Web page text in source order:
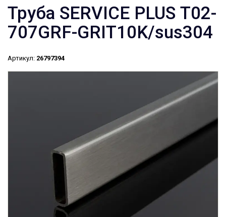
Труба SERVICE PLUS Т02-
707GRF-GRIT10K/sus304
Артикул: 26797394